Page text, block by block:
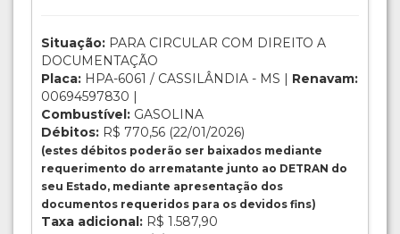
Situação: PARA CIRCULAR COM DIREITO A
DOCUMENTAÇÃO
Placa: HPA-6061 / CASSILÂNDIA - MS | Renavam:
00694597830 |
Combustível: GASOLINA
Débitos: R$ 770,56 (22/01/2026)
(estes débitos poderão ser baixados mediante
requerimento do arrematante junto ao DETRAN do
seu Estado, mediante apresentação dos
documentos requeridos para os devidos fins)
Taxa adicional: R$ 1.587,90